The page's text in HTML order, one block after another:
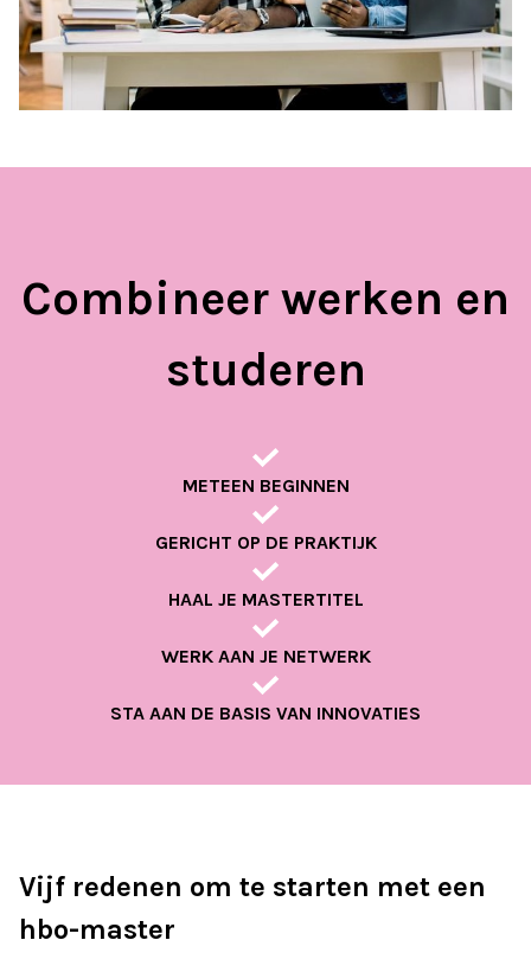
Combineer werken en
studeren
METEEN BEGINNEN
GERICHT OP DE PRAKTIJK
HAAL JE MASTERTITEL
WERK AAN JE NETWERK
STA AAN DE BASIS VAN INNOVATIES
Vijf redenen om te starten met een
hbo-master